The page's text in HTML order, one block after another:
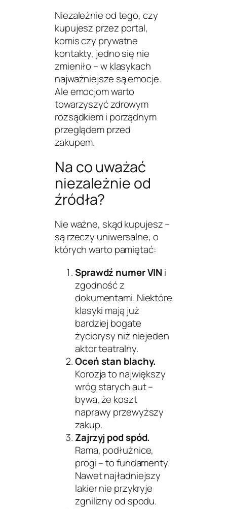
Niezależnie od tego, czy
kupujesz przez portal,
komis czy prywatne
kontakty, jedno się nie
zmieniło – w klasykach
najważniejsze są emocje.
Ale emocjom warto
towarzyszyć zdrowym
rozsądkiem i porządnym
przeglądem przed
zakupem.
Na co uważać
niezależnie od
źródła?
Nie ważne, skąd kupujesz –
są rzeczy uniwersalne, o
których warto pamiętać:
Sprawdź numer VIN i
zgodność z
dokumentami. Niektóre
klasyki mają już
bardziej bogate
życiorysy niż niejeden
aktor teatralny.
Oceń stan blachy.
Korozja to największy
wróg starych aut –
bywa, że koszt
naprawy przewyższy
zakup.
Zajrzyj pod spód.
Rama, podłużnice,
progi – to fundamenty.
Nawet najładniejszy
lakier nie przykryje
zgnilizny od spodu.